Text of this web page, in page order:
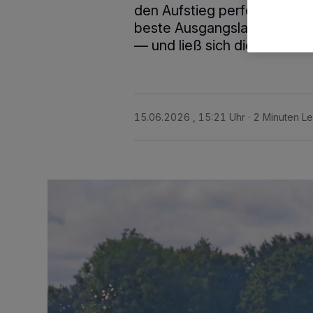
den Aufstieg perfekt.
beste Ausgangslage im
— und ließ sich diese
15.06.2026 , 15:21 Uhr 2 Minuten